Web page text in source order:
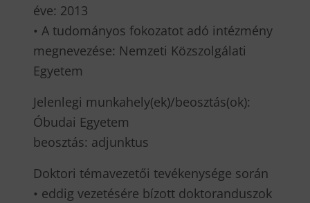
éve: 2013
• A tudományos fokozatot adó intézmény
megnevezése: Nemzeti Közszolgálati
Egyetem
Jelenlegi munkahely(ek)/beosztás(ok):
Óbudai Egyetem
beosztás: adjunktus
Doktori témavezetői tevékenysége során
• eddig vezetésére bízott doktoranduszok